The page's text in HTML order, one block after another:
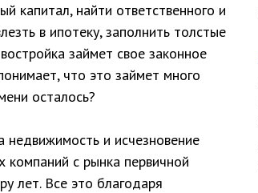
капитал, найти ответственного и
в ипотеку, заполнить толстые
займет свое законное
что это займет много
осталось?
недвижимость и исчезновение
компаний с рынка первичной
лет. Все это благодаря